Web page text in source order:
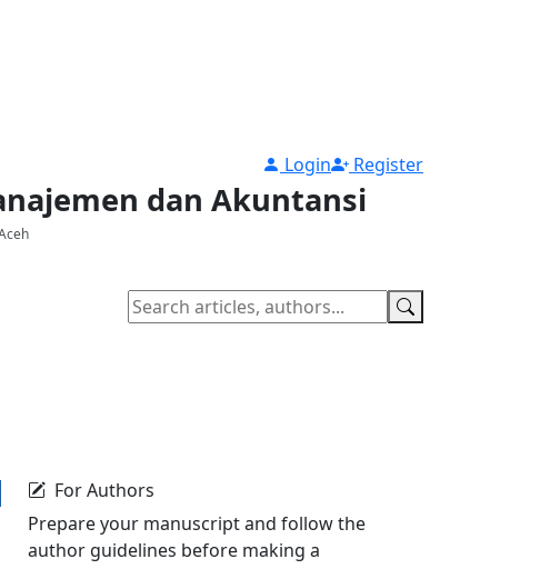
Login Register
dan Akuntansi
For Authors
Prepare your manuscript and follow the
author guidelines before making a